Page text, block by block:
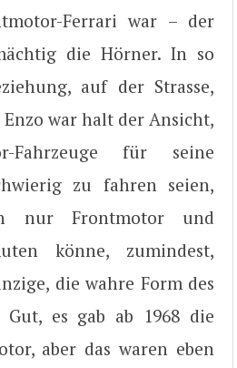
Ferrari war – der
die Hörner. In so
auf der Strasse,
Enzo war halt der Ansicht,
Fahrzeuge für seine
zu fahren seien,
nur Frontmotor und
könne, zumindest,
die wahre Form des
Gut, es gab ab 1968 die
aber das waren eben